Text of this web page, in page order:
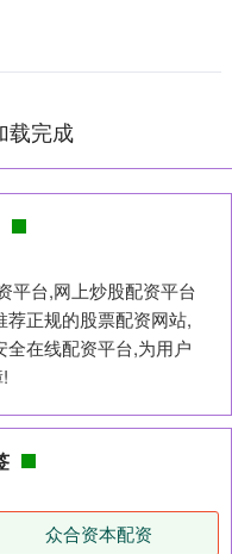
载完成
平台,网上炒股配资平台
正规的股票配资网站,
在线配资平台,为用户
众合资本配资